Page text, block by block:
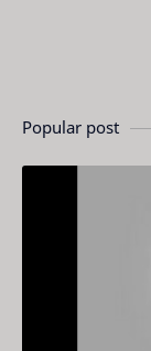
Popular post